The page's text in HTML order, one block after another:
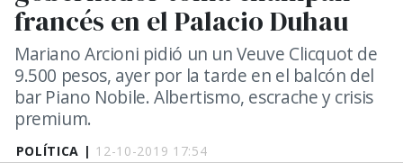
POLÍTICA | 12-10-2019 17:54
francés en el Palacio Duhau
Mariano Arcioni pidió un un Veuve Clicquot de
9.500 pesos, ayer por la tarde en el balcón del
bar Piano Nobile. Albertismo, escrache y crisis
premium.